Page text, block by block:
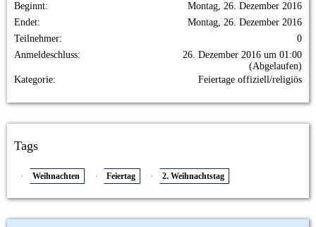
Beginnt
Montag, 26. Dezember 2016
Endet
Montag, 26. Dezember 2016
Teilnehmer
0
Anmeldeschluss
26. Dezember 2016 um 01:00
(Abgelaufen)
Kategorie
Feiertage offiziell/religiös
Tags
Weihnachten Feiertag 2. Weihnachtstag